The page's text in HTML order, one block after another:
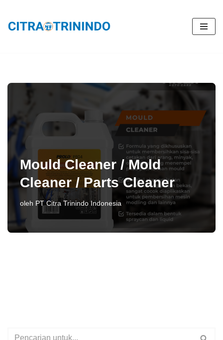
Lompat
Mould Cleaner / Mold
Cleaner / Parts Cleaner
oleh PT Citra Trinindo Indonesia